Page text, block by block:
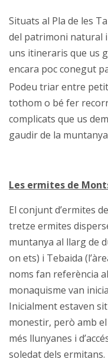
Situats al Pla de les
del patrimoni natural
uns itineraris que us
encara poc conegut
Podeu triar entre
tothom o bé fer
complicats que us
gaudir de la
Les ermites de
El conjunt d’ermites
tretze ermites
muntanya al llarg de
on ets) i Tebaida
noms fan referència
monaquisme van
Inicialment estaven
monestir, però amb
més llunyanes i
soledat dels ermitans.